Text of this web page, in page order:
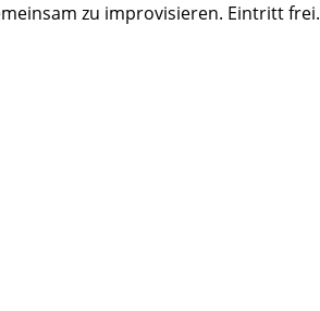
zu improvisieren. Eintritt frei.